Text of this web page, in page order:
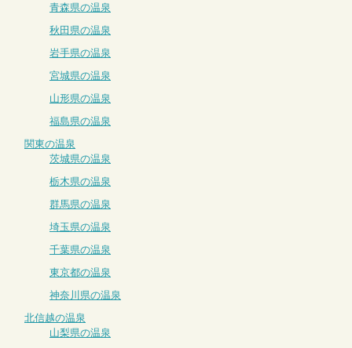
青森県の温泉
秋田県の温泉
岩手県の温泉
宮城県の温泉
山形県の温泉
福島県の温泉
関東の温泉
茨城県の温泉
栃木県の温泉
群馬県の温泉
埼玉県の温泉
千葉県の温泉
東京都の温泉
神奈川県の温泉
北信越の温泉
山梨県の温泉